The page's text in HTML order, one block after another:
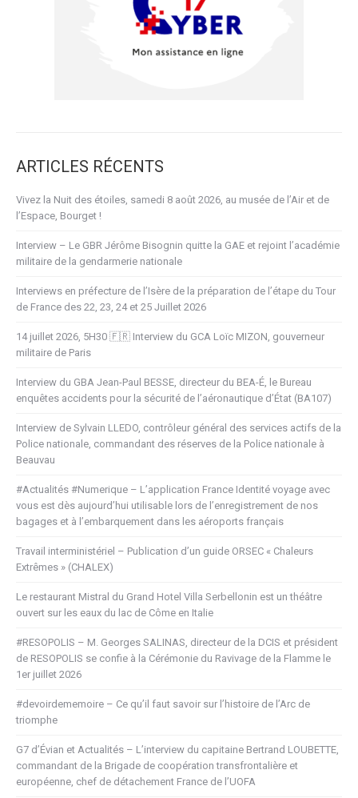
ARTICLES RÉCENTS
Vivez la Nuit des étoiles, samedi 8 août 2026, au musée de l’Air et de
l’Espace, Bourget !
Interview – Le GBR Jérôme Bisognin quitte la GAE et rejoint l’académie
militaire de la gendarmerie nationale
Interviews en préfecture de l’Isère de la préparation de l’étape du Tour
de France des 22, 23, 24 et 25 Juillet 2026
14 juillet 2026, 5H30 🇫🇷 Interview du GCA Loïc MIZON, gouverneur
militaire de Paris
Interview du GBA Jean-Paul BESSE, directeur du BEA-É, le Bureau
enquêtes accidents pour la sécurité de l’aéronautique d’État (BA107)
Interview de Sylvain LLEDO, contrôleur général des services actifs de la
Police nationale, commandant des réserves de la Police nationale à
Beauvau
#Actualités #Numerique – L’application France Identité voyage avec
vous est dès aujourd’hui utilisable lors de l’enregistrement de nos
bagages et à l’embarquement dans les aéroports français
Travail interministériel – Publication d’un guide ORSEC « Chaleurs
Extrêmes » (CHALEX)
Le restaurant Mistral du Grand Hotel Villa Serbellonin est un théâtre
ouvert sur les eaux du lac de Côme en Italie
#RESOPOLIS – M. Georges SALINAS, directeur de la DCIS et président
de RESOPOLIS se confie à la Cérémonie du Ravivage de la Flamme le
1er juillet 2026
#devoirdememoire – Ce qu’il faut savoir sur l’histoire de l’Arc de
triomphe
G7 d’Évian et Actualités – L’interview du capitaine Bertrand LOUBETTE,
commandant de la Brigade de coopération transfrontalière et
européenne, chef de détachement France de l’UOFA